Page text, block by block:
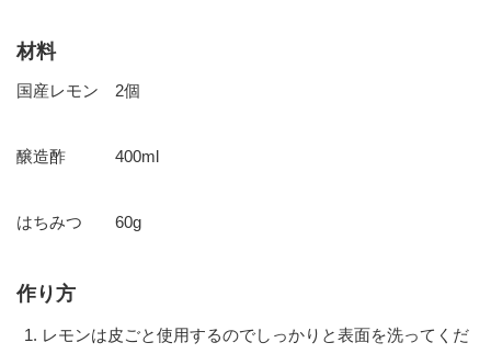
材料
国産レモン 2個
醸造酢 400ml
はちみつ 60g
作り方
レモンは皮ごと使用するのでしっかりと表面を洗ってくだ